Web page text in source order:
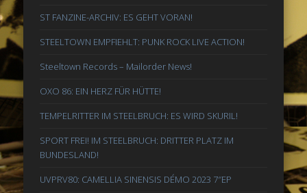
ST FANZINE-ARCHIV: ES GEHT VORAN!
STEELTOWN EMPFIEHLT: PUNK ROCK LIVE ACTION!
Steeltown Records – Mailorder News!
OXO 86: EIN HERZ FÜR HÜTTE!
TEMPELRITTER IM STEELBRUCH: ES WIRD SKURIL!
SPORT FREI! IM STEELBRUCH: DRITTER PLATZ IM
BUNDESLAND!
UVPRV80: CAMELLIA SINENSIS DÉMO 2023 7″EP